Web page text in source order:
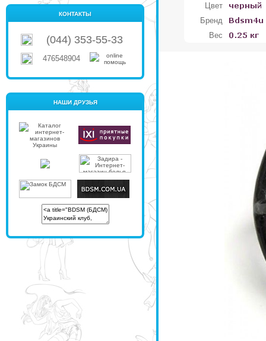
КОНТАКТЫ
(044) 353-55-33
476548904
НАШИ ДРУЗЬЯ
Цвет
Бренд
Вес